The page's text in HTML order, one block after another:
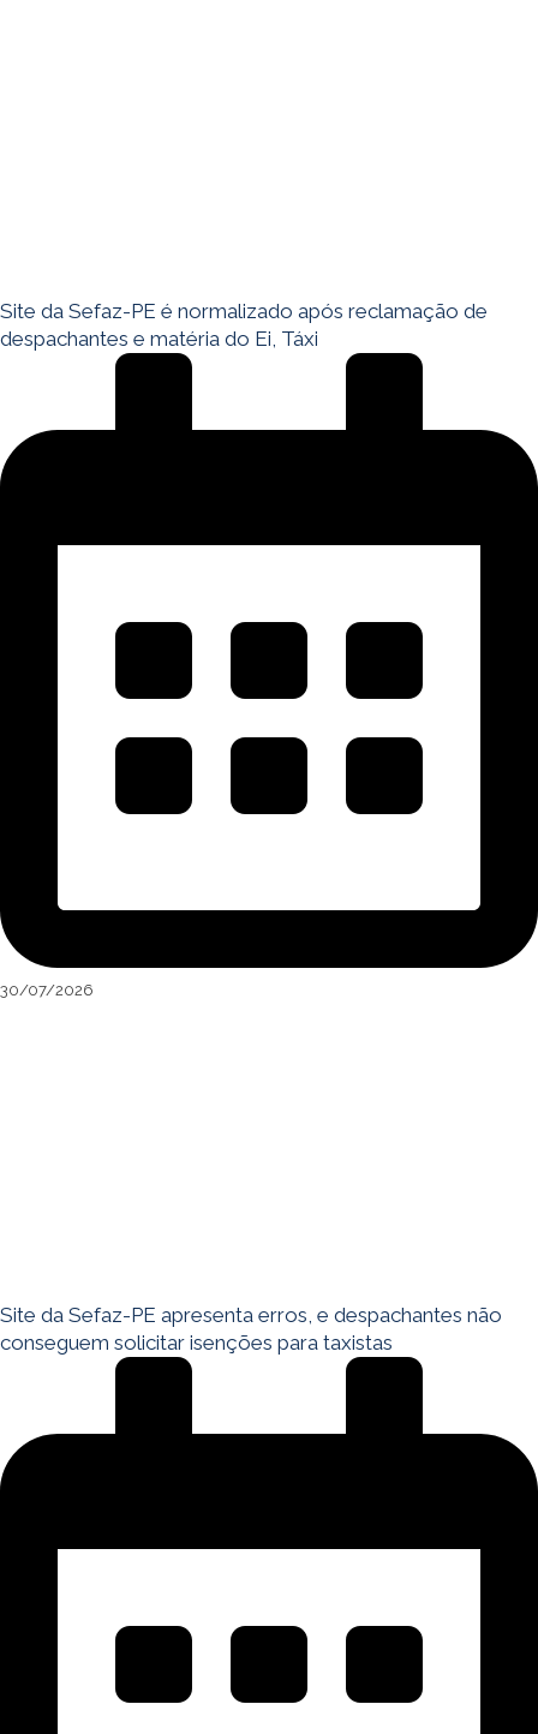
Site da Sefaz-PE é normalizado após reclamação de
despachantes e matéria do Ei, Táxi
30/07/2026
Site da Sefaz-PE apresenta erros, e despachantes não
conseguem solicitar isenções para taxistas